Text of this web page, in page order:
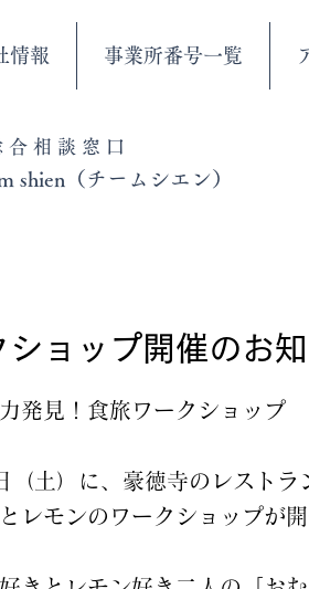
情報 事業所番号一覧
合相談窓口
shien（チームシエン）
ショップ開催のお
発見！食旅ワークショップ
（土）に、豪徳寺のレストラ
レモンのワークショップが開